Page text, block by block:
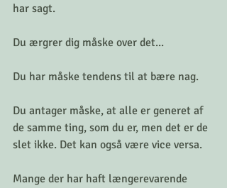
har sagt.
Du ærgrer dig måske over det...
Du har måske tendens til at bære nag.
Du antager måske, at alle er generet af
de samme ting, som du er, men det er de
slet ikke. Det kan også være vice versa.
Mange der har haft længerevarende